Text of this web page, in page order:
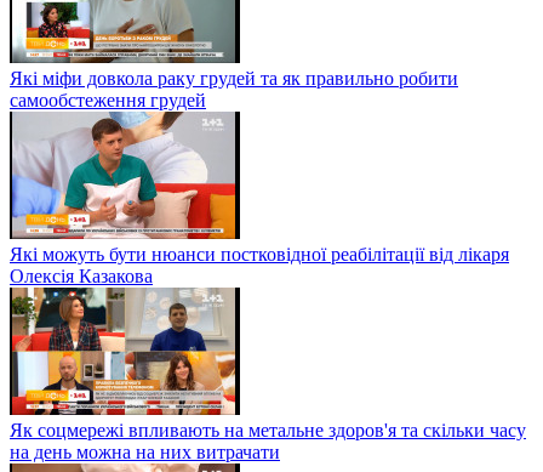
Які міфи довкола раку грудей та як правильно робити
самообстеження грудей
Які можуть бути нюанси постковідної реабілітації від лікаря
Олексія Казакова
Як соцмережі впливають на метальне здоров'я та скільки часу
на день можна на них витрачати